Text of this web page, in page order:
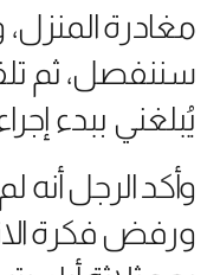
مغادرة المنزل،
سننفصل، ثم
يُبلغني ببدء
وأكد الرجل أنه
ورفض فكرة